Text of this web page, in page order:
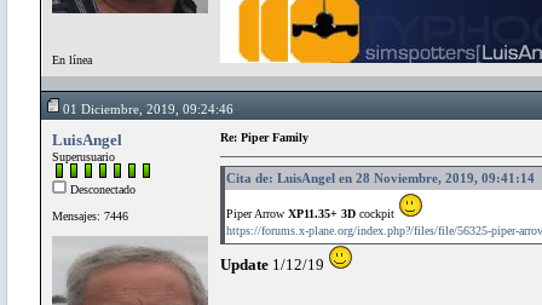
En línea
01 Diciembre, 2019, 09:24:46
LuisAngel
Superusuario
Desconectado
Mensajes: 7446
Re: Piper Family
Cita de: LuisAngel en 28 Noviembre, 2019, 09:41:14
Piper Arrow XP11.35+ 3D cockpit
https://forums.x-plane.org/index.php?/files/file/56325-piper-
Update 1/12/19